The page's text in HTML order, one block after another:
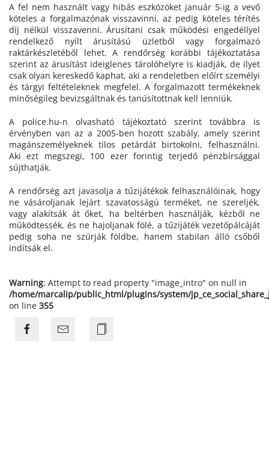
A fel nem használt vagy hibás eszközöket január 5-ig a vevő
köteles a forgalmazónak visszavinni, az pedig köteles térítés
díj nélkül visszavenni. Árusítani csak működési engedéllyel
rendelkező nyílt árusítású üzletből vagy forgalmazó
raktárkészletéből lehet. A rendőrség korábbi tájékoztatása
szerint az árusítást ideiglenes tárolóhelyre is kiadják, de ilyet
csak olyan kereskedő kaphat, aki a rendeletben előírt személyi
és tárgyi feltételeknek megfelel. A forgalmazott termékeknek
minőségileg bevizsgáltnak és tanúsítottnak kell lenniük.
A police.hu-n olvasható tájékoztató szerint továbbra is
érvényben van az a 2005-ben hozott szabály, amely szerint
magánszemélyeknek tilos petárdát birtokolni, felhasználni.
Aki ezt megszegi, 100 ezer forintig terjedő pénzbírsággal
sújthatják.
A rendőrség azt javasolja a tűzijátékok felhasználóinak, hogy
ne vásároljanak lejárt szavatosságú terméket, ne szereljék,
vagy alakítsák át őket, ha beltérben használják, kézből ne
működtessék, és ne hajoljanak fölé, a tűzijáték vezetőpálcáját
pedig soha ne szúrják földbe, hanem stabilan álló csőből
indítsák el.
Warning: Attempt to read property "image_intro" on null in
/home/marcalip/public_html/plugins/system/
on line 355